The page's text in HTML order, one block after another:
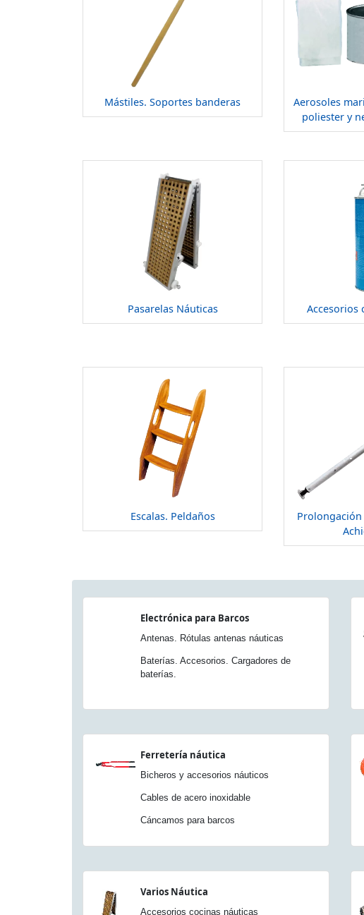
Mástiles. Soportes banderas
Aerosoles
poliester y
Pasarelas Náuticas Accesorios
Escalas. Peldaños
Electrónica para Barcos
Antenas. Rótulas antenas náuticas
Baterías. Accesorios. Cargadores de
baterías.
Ferretería náutica
Bicheros y accesorios náuticos
Cables de acero inoxidable
Cáncamos para barcos
Varios Náutica
Accesorios cocinas náuticas